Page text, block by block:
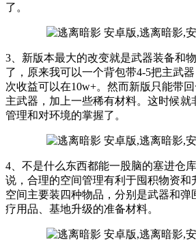
了。
3、新版本最大的改变就是武器装备和
了，原来我可以一个背包带4-5把主武
次收益可以在10w+。然而新版只能带
主武器，加上一些稀有材料。这时候就
管理和对环境的掌握了。
4、不是什么东西都能一股脑的塞进仓
说，合理的空间管理有利于囤积物资和
空间主要装四种物品，分别是武器和弹
疗用品、基地升级的准备材料。